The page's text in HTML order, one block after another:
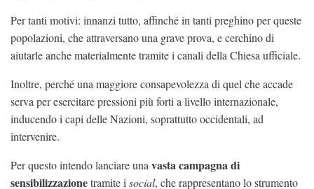
Per tanti motivi: innanzi tutto, affinché in tanti preghino per queste
popolazioni, che attraversano una grave prova, e cerchino di
aiutarle anche materialmente tramite i canali della Chiesa ufficiale.
Inoltre, perché una maggiore consapevolezza di quel che accade
serva per esercitare pressioni più forti a livello internazionale,
inducendo i capi delle Nazioni, soprattutto occidentali, ad
intervenire.
Per questo intendo lanciare una vasta campagna di
sensibilizzazionetramite i social, che rappresentano lo strumento